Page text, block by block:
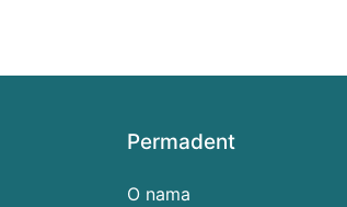
Permadent
O nama